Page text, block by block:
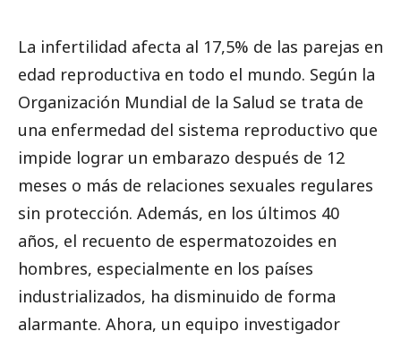
La infertilidad afecta al 17,5% de las parejas en
edad reproductiva en todo el mundo. Según la
Organización Mundial de la Salud se trata de
una enfermedad del sistema reproductivo que
impide lograr un embarazo después de 12
meses o más de relaciones sexuales regulares
sin protección. Además, en los últimos 40
años, el recuento de espermatozoides en
hombres, especialmente en los países
industrializados, ha disminuido de forma
alarmante. Ahora, un equipo investigador